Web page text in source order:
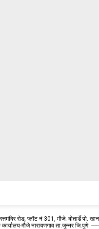
रोड, प्लॉट नं-301, मौजे. बोतार्डे पो.
मौजे नारायणगाव ता.जुन्नर जि.पुणे.